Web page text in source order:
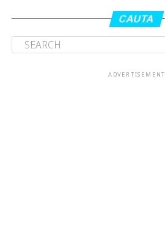
CAUTA
ADVERTISEMENT